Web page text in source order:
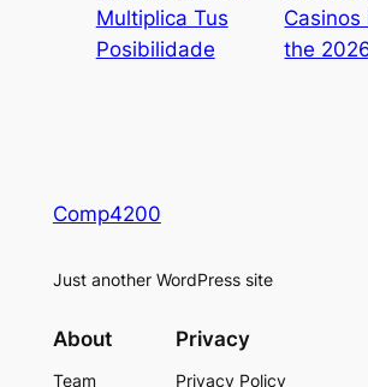
Multiplica Tus
Posibilidade
Casinos
the
Comp4200
Just another WordPress site
About
Team
Privacy
Privacy Policy